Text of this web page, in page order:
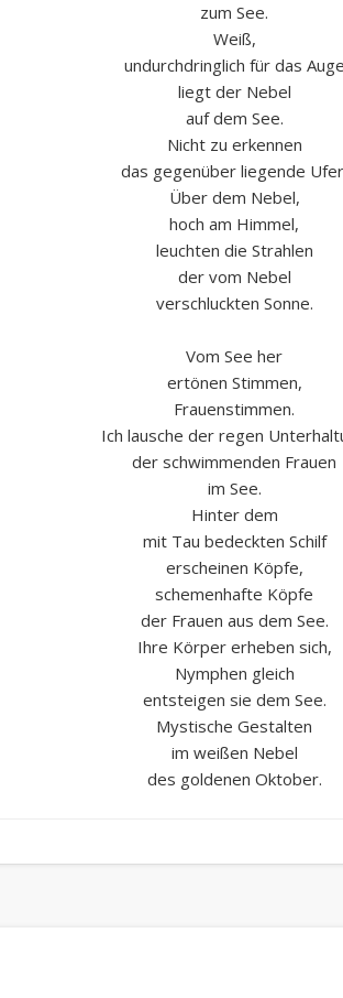
zum See.
Weiß,
undurchdringlich für das Auge
liegt der Nebel
auf dem See.
Nicht zu erkennen
das gegenüber liegende
Über dem Nebel,
hoch am Himmel,
leuchten die Strahlen
der vom Nebel
verschluckten Sonne.
Vom See her
ertönen Stimmen,
Frauenstimmen.
Ich lausche der regen
der schwimmenden Frauen
im See.
Hinter dem
mit Tau bedeckten Schilf
erscheinen Köpfe,
schemenhafte Köpfe
der Frauen aus dem See.
Ihre Körper erheben sich,
Nymphen gleich
entsteigen sie dem See.
Mystische Gestalten
im weißen Nebel
des goldenen Oktober.